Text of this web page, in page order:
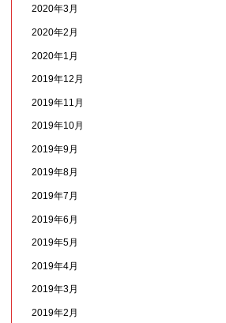
2020年3月
2020年2月
2020年1月
2019年12月
2019年11月
2019年10月
2019年9月
2019年8月
2019年7月
2019年6月
2019年5月
2019年4月
2019年3月
2019年2月